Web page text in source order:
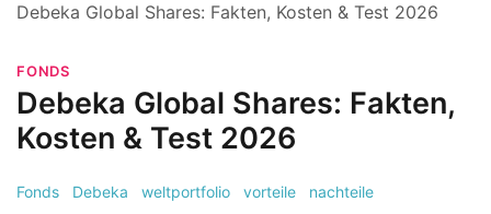
Debeka Global Shares: Fakten, Kosten & Test 2026
FONDS
Debeka Global Shares: Fakten,
Kosten & Test 2026
Fonds Debeka weltportfolio vorteile
nachteile